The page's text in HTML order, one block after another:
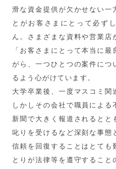
滑な資金提供が欠かせない一
とがお客さまにとって必ず
ん。さまざまな資料や営業店
「お客さまにとって本当に
がら、一つひとつの案件につ
るよう心がけています。
大学卒業後、一度マスコミ関
しかしその会社で職員によ
新聞で大きく報道されるとと
叱りを受けるなど深刻な事態
信頼を回復することはとても
とりが法律等を遵守すること